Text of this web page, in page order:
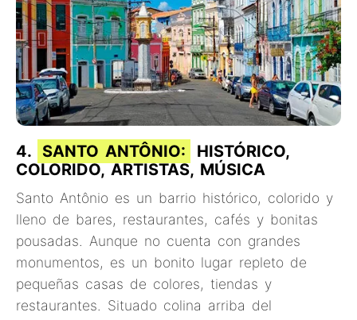
4. SANTO ANTÔNIO:
HISTÓRICO,
COLORIDO, ARTISTAS, MÚSICA
Santo Antônio es un barrio histórico, colorido y
lleno de bares, restaurantes, cafés y bonitas
pousadas. Aunque no cuenta con grandes
monumentos, es un bonito lugar repleto de
pequeñas casas de colores, tiendas y
restaurantes. Situado colina arriba del